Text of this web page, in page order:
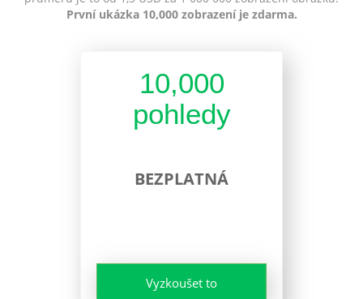
První ukázka 10,000 zobrazení je zdarma.
10,000
pohledy
BEZPLATNÁ
Vyzkoušet to